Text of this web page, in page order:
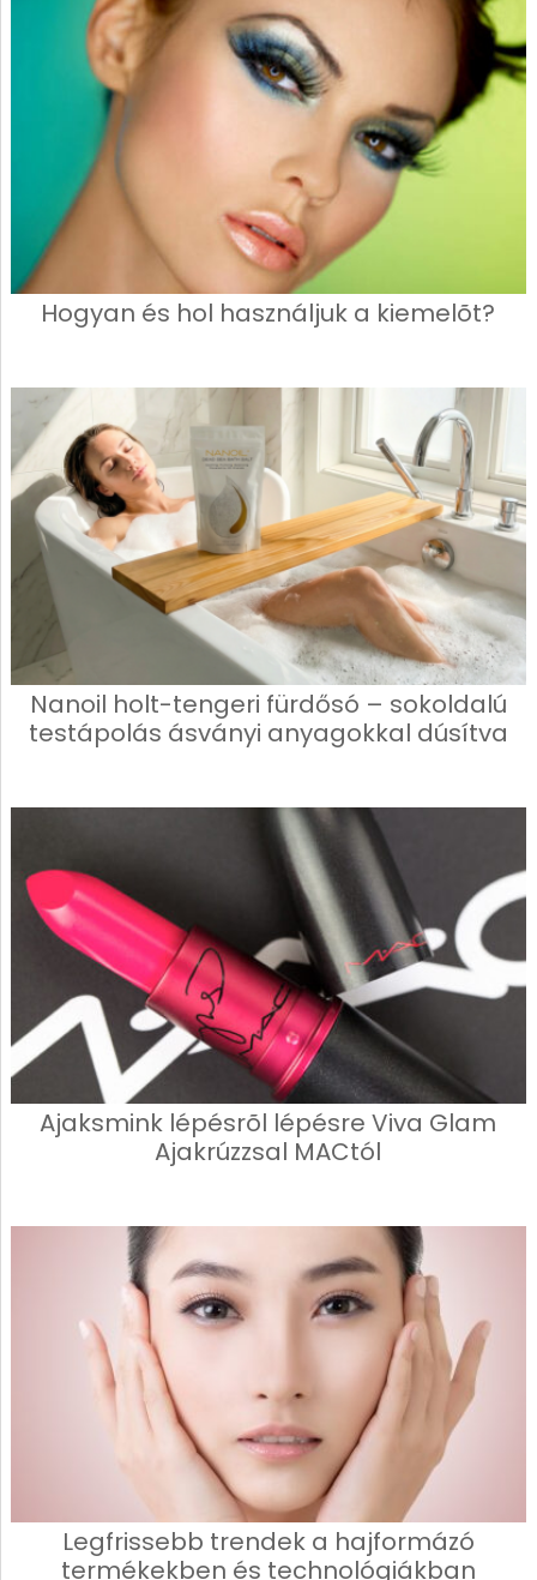
Hogyan és hol használjuk a kiemelõt?
Nanoil holt-tengeri fürdősó – sokoldalú
testápolás ásványi anyagokkal dúsítva
Ajaksmink lépésrõl lépésre Viva Glam
Ajakrúzzsal MACtól
Legfrissebb trendek a hajformázó
termékekben és technológiákban